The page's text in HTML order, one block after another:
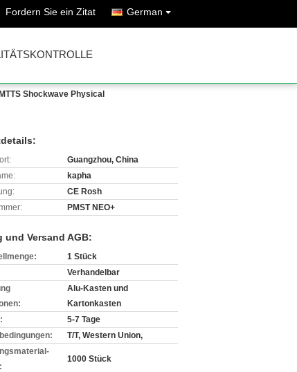
Fordern Sie ein Zitat German
Shockwave Physical
Guangzhou, China
kapha
CE Rosh
PMST NEO+
und Versand AGB:
1 Stück
Verhandelbar
Alu-Kasten und
Kartonkasten
5-7 Tage
T/T, Western Union,
1000 Stück